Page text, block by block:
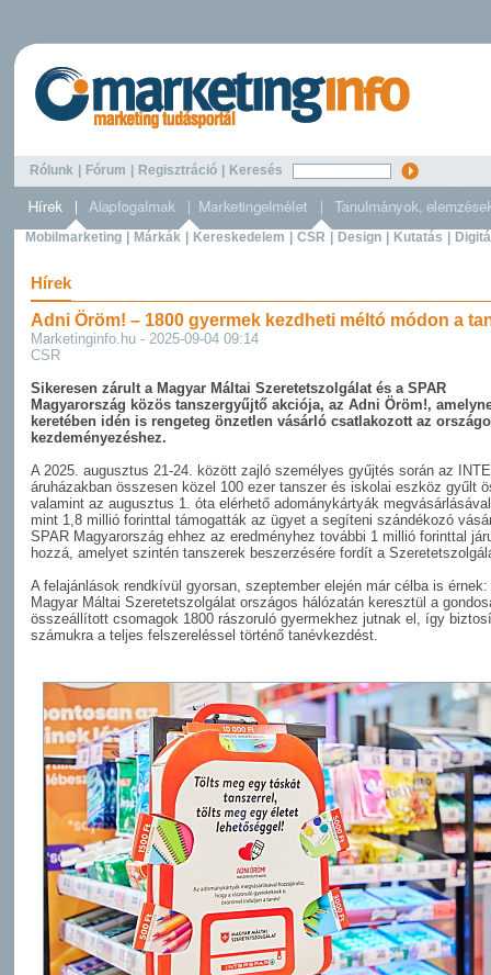
Rólunk Fórum Regisztráció Keresés
Mobilmarketing Márkák Kereskedelem CSR Design Kutatás
Hírek
Adni Öröm! – 1800 gyermek kezdheti méltó módon a
Marketinginfo.hu - 2025-09-04 09:14
CSR
Sikeresen zárult a Magyar Máltai Szeretetszolgálat és a SPAR
Magyarország közös tanszergyűjtő akciója, az Adni Öröm!,
keretében idén is rengeteg önzetlen vásárló csatlakozott az
kezdeményezéshez.
A 2025. augusztus 21-24. között zajló személyes gyűjtés során az
áruházakban összesen közel 100 ezer tanszer és iskolai eszköz gyűlt
valamint az augusztus 1. óta elérhető adománykártyák
mint 1,8 millió forinttal támogatták az ügyet a segíteni szándékozó
SPAR Magyarország ehhez az eredményhez további 1 millió forinttal
hozzá, amelyet szintén tanszerek beszerzésére fordít a
A felajánlások rendkívül gyorsan, szeptember elején már célba is érnek:
Magyar Máltai Szeretetszolgálat országos hálózatán keresztül a
összeállított csomagok 1800 rászoruló gyermekhez jutnak el, így
számukra a teljes felszereléssel történő tanévkezdést.